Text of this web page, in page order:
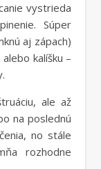
vystrieda
Súper
aj zápach)
kalíšku –
ale až
na poslednú
no stále
rozhodne